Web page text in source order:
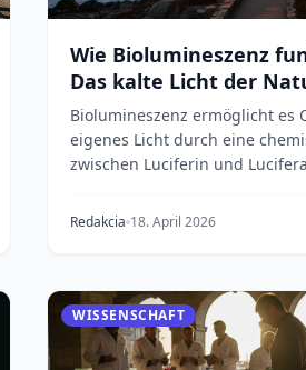
Wie Biolumineszenz
Das kalte Licht der
Biolumineszenz ermöglicht es
eigenes Licht durch eine
zwischen Luciferin und
Redakcia 18. April 2026
WISSENSCHAFT